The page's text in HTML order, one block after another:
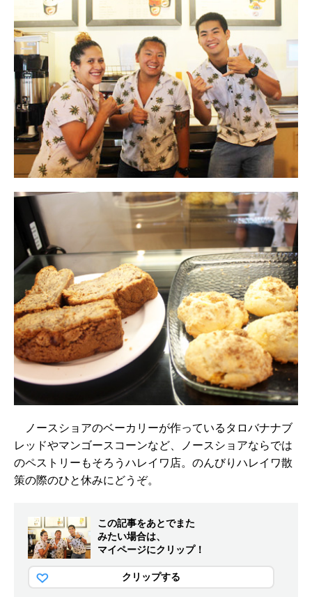
ノースショアのベーカリーが作っているタロバナナブ
レッドやマンゴースコーンなど、ノースショアならでは
のペストリーもそろうハレイワ店。のんびりハレイワ散
策の際のひと休みにどうぞ。
この記事をあとでまた
みたい場合は、
マイページにクリップ！
クリップする